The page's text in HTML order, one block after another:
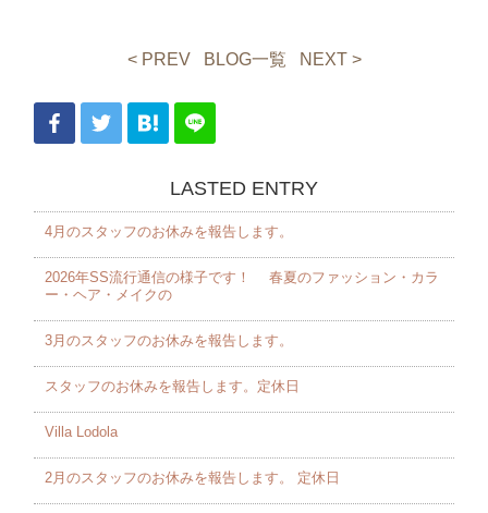
< PREV BLOG一覧 NEXT >
LASTED ENTRY
4月のスタッフのお休みを報告します。 ⁡
2026年SS流行通信の様子です！ 春夏のファッション・カラ
ー・ヘア・メイクの
3月のスタッフのお休みを報告します。 ⁡
スタッフのお休みを報告します。定休日
Villa Lodola
2月のスタッフのお休みを報告します。 定休日